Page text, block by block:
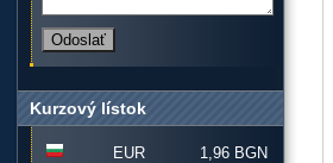
Kurzový lístok
EUR
1,96 BGN